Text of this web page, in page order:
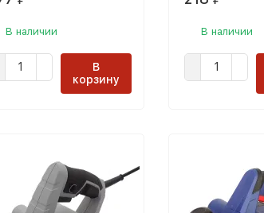
В наличии
В
корзину
В наличии